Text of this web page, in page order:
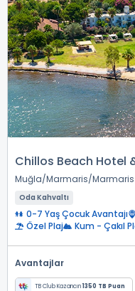
Chillos Beach Hotel
Muğla Marmaris
Oda Kahvaltı
0-7 Yaş Çocuk Avantajı
Özel Plaj
Kum - Çakıl
Avantajlar
TB Club Kazancın1350 TB Puan